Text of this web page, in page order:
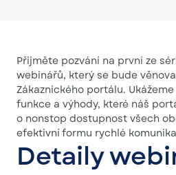
Přijměte pozvání na první ze
webinářů, který se bude
Zákaznického portálu.
funkce a výhody, které náš
o nonstop dostupnost všech
efektivní formu rychlé
Detaily